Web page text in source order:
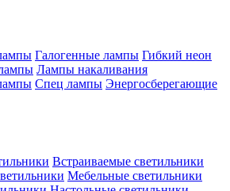
Галогенные лампы Гибкий неон
Лампы накаливания
Спец лампы Энергосберегающие
Встраиваемые светильники
Мебельные светильники